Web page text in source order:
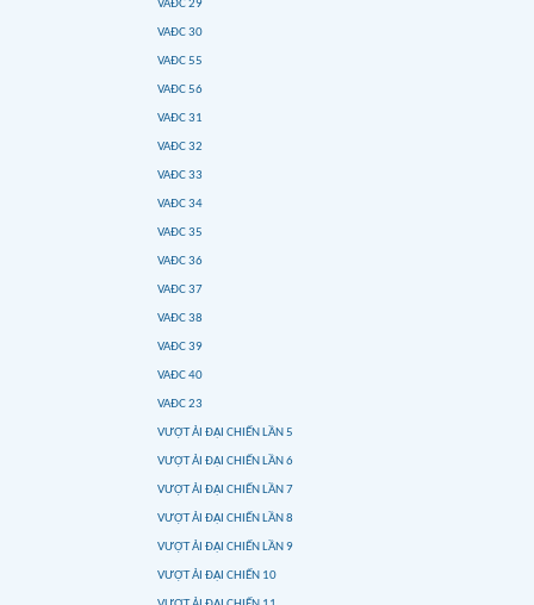
VAĐC 29
VAĐC 30
VAĐC 55
VAĐC 56
VAĐC 31
VAĐC 32
VAĐC 33
VAĐC 34
VAĐC 35
VAĐC 36
VAĐC 37
VAĐC 38
VAĐC 39
VAĐC 40
VAĐC 23
VƯỢT ẢI ĐẠI CHIẾN LẦN 5
VƯỢT ẢI ĐẠI CHIẾN LẦN 6
VƯỢT ẢI ĐẠI CHIẾN LẦN 7
VƯỢT ẢI ĐẠI CHIẾN LẦN 8
VƯỢT ẢI ĐẠI CHIẾN LẦN 9
VƯỢT ẢI ĐẠI CHIẾN 10